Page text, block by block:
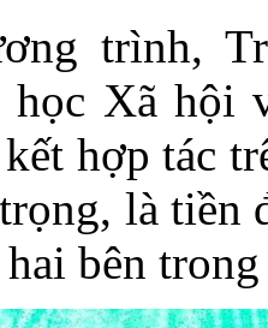
trình,
học Xã hội
hợp tác
là tiền
hai bên